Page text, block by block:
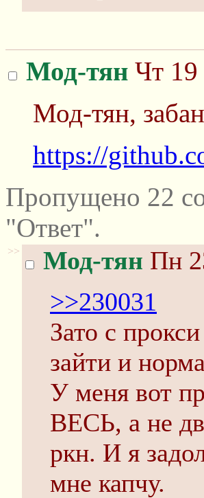
Мод-тян Чт 19
Мод-тян,
https://
Пропущено 22
"Ответ".
>> Мод-тян Пн
>>230031
Зато с
зайти и
У меня вот
ВЕСЬ, а не
ркн. И я
мне капчу.